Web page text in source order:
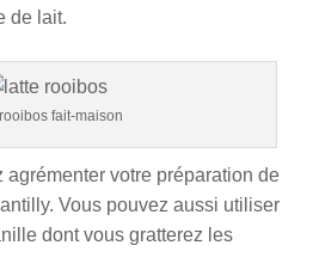
de lait.
fait-maison
agrémenter votre préparation de
Vous pouvez aussi utiliser
dont vous gratterez les